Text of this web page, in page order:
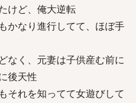
けど、俺大逆転
かなり進行してて、ほぼ手
なく、元妻は子供産む前に
後天性
それを知ってて女遊びして